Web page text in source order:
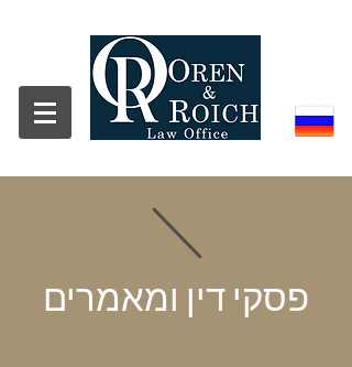
פסקי דין ומאמרים